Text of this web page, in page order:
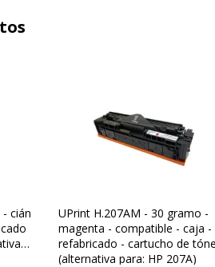
cián
UPrint H.207AM - 30 gramo -
magenta - compatible - caja -
refabricado - cartucho de
(alternativa para: HP 207A)